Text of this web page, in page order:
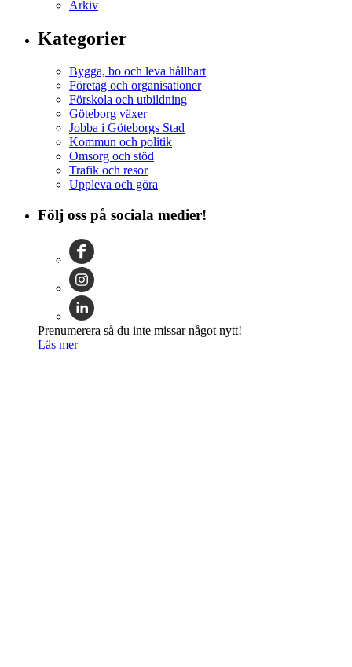
Arkiv
Kategorier
Bygga, bo och leva hållbart
Företag och organisationer
Förskola och utbildning
Göteborg växer
Jobba i Göteborgs Stad
Kommun och politik
Omsorg och stöd
Trafik och resor
Uppleva och göra
Följ oss på sociala medier!
Prenumerera så du inte missar något nytt!
Läs mer